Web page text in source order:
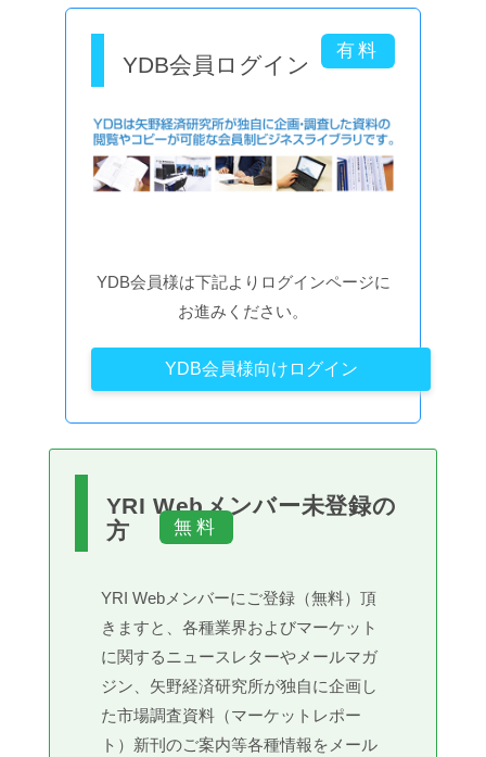
YDB会員ログイン
YDB会員様は下記よりログインページに
お進みください。
YDB会員様向けログイン
YRI Webメンバー未登録の
方
YRI Webメンバーにご登録（無料）頂
きますと、各種業界およびマーケット
に関するニュースレターやメールマガ
ジン、矢野経済研究所が独自に企画し
た市場調査資料（マーケットレポー
ト）新刊のご案内等各種情報をメール